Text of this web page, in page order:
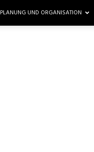
PLANUNG UND ORGANISATION